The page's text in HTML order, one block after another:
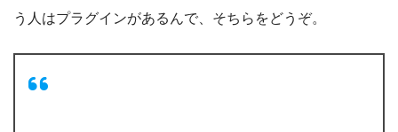
う人はプラグインがあるんで、そちらをどうぞ。